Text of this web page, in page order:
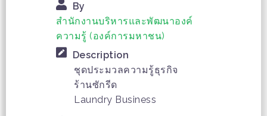
By
สำนักงานบริหารและพัฒนาองค์
ความรู้ (องค์การมหาชน)
Description
ชุดประมวลความรู้ธุรกิจ
ร้านซักรีด
Laundry Business